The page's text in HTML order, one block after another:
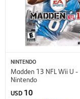
NINTENDO
Madden 13 NFL Wii U -
Nintendo
USD 10